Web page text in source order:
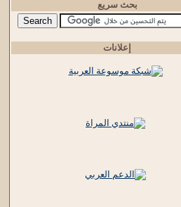
بحث سريع
إعلانات